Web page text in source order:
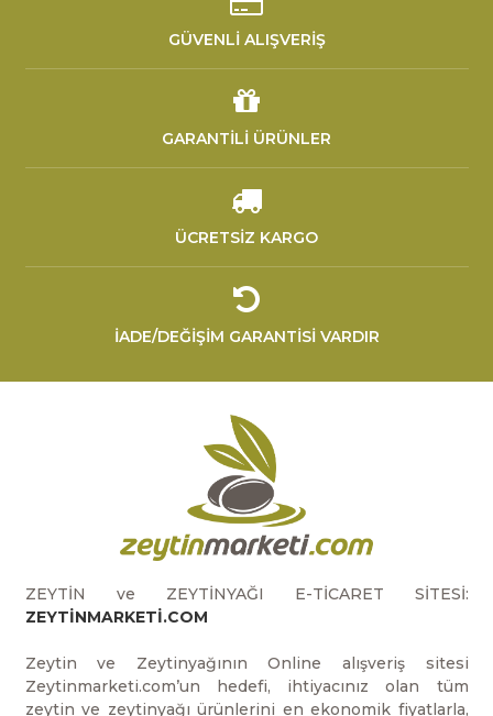
GÜVENLİ ALIŞVERİŞ
GARANTİLİ ÜRÜNLER
ÜCRETSİZ KARGO
İADE/DEĞİŞİM GARANTİSİ VARDIR
ZEYTİN ve ZEYTİNYAĞI E-TİCARET SİTESİ:
ZEYTİNMARKETİ.COM
Zeytin ve Zeytinyağının Online alışveriş sitesi
Zeytinmarketi.com’un hedefi, ihtiyacınız olan tüm
zeytin ve zeytinyağı ürünlerini en ekonomik fiyatlarla,